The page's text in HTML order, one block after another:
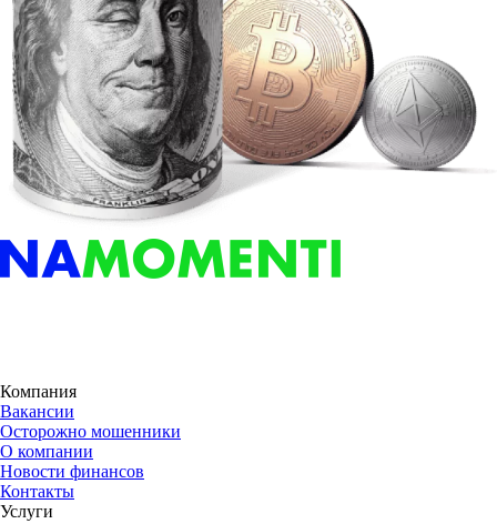
Компания
Вакансии
Осторожно мошенники
О компании
Новости финансов
Контакты
Услуги